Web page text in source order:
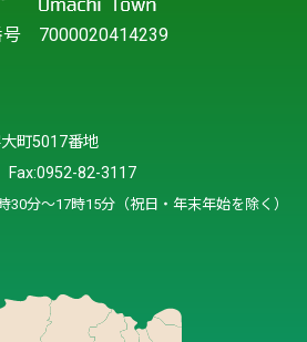
号 7000020414239
町5017番地
Fax:0952-82-3117
分～17時15分（祝日・年末年始を除く）